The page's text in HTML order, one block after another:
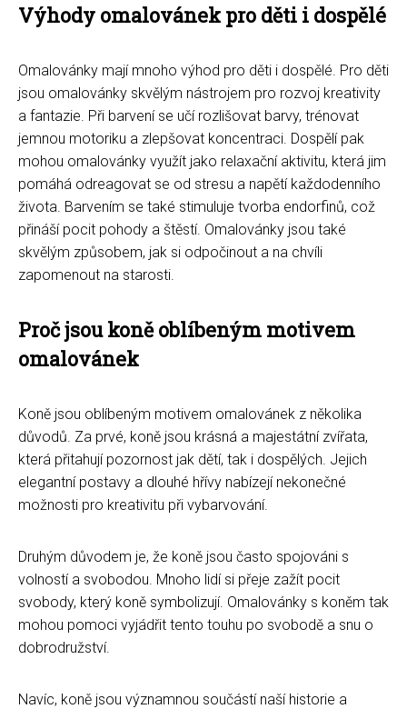
Výhody omalovánek pro děti i dospělé
Omalovánky mají mnoho výhod pro děti i dospělé. Pro děti
jsou omalovánky skvělým nástrojem pro rozvoj kreativity
a fantazie. Při barvení se učí rozlišovat barvy, trénovat
jemnou motoriku a zlepšovat koncentraci. Dospělí pak
mohou omalovánky využít jako relaxační aktivitu, která jim
pomáhá odreagovat se od stresu a napětí každodenního
života. Barvením se také stimuluje tvorba endorfinů, což
přináší pocit pohody a štěstí. Omalovánky jsou také
skvělým způsobem, jak si odpočinout a na chvíli
zapomenout na starosti.
Proč jsou koně oblíbeným motivem
omalovánek
Koně jsou oblíbeným motivem omalovánek z několika
důvodů. Za prvé, koně jsou krásná a majestátní zvířata,
která přitahují pozornost jak dětí, tak i dospělých. Jejich
elegantní postavy a dlouhé hřívy nabízejí nekonečné
možnosti pro kreativitu při vybarvování.
Druhým důvodem je, že koně jsou často spojováni s
volností a svobodou. Mnoho lidí si přeje zažít pocit
svobody, který koně symbolizují. Omalovánky s koněm tak
mohou pomoci vyjádřit tento touhu po svobodě a snu o
dobrodružství.
Navíc, koně jsou významnou součástí naší historie a